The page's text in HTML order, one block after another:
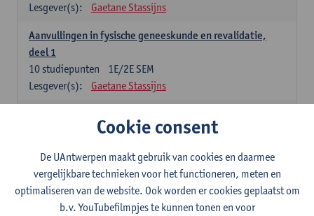
Lesgever(s):
Gaetane Stassijns
Aanvullingen in fysische geneeskunde en revalidatie,
deel 1
1E/2E SEM
10studiepunten
Lesgever(s):
Gaetane Stassijns
Lesgever(s):
Gaetane Stassijns
Probleemoplossend vermogen in fysische geneeskunde
en revalidatie, deel 2
Cookie consent
De UAntwerpen maakt gebruik van cookies en daarmee
vergelijkbare technieken voor het functioneren, meten en
optimaliseren van de website. Ook worden er cookies geplaatst om
b.v. YouTubefilmpjes te kunnen tonen en voor